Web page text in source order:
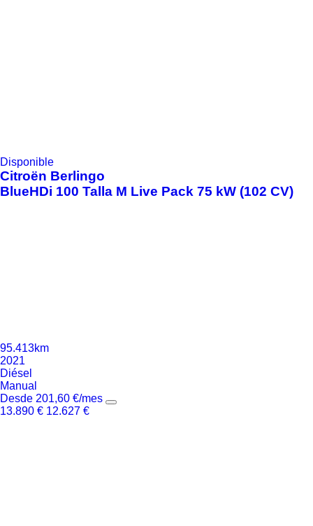
Disponible
Citroën Berlingo
BlueHDi 100 Talla M Live Pack 75 kW (102 CV)
95.413km
2021
Diésel
Manual
Desde 201,60 €/mes
13.890 € 12.627 €